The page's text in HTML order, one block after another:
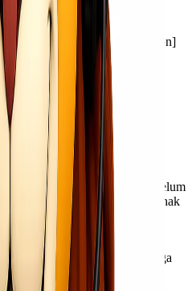
6281260005092″ type=”big”
Gunakan Jasa Kami[/button]
dari
Kawan Lio
Di- Cover
Jalur Udara?
barang ada sejak sebelum
termasuk tanggung jawab pihak
& mudah percah seperti
dan bahkan uang juga